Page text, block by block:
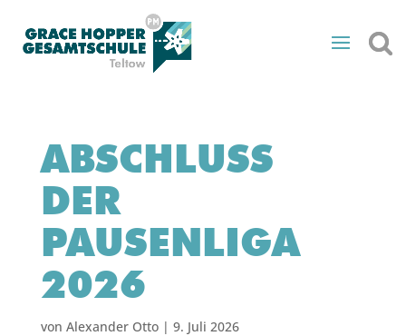
ABSCHLUSS
DER
PAUSENLIGA
2026
von Alexander Otto| 9. Juli 2026